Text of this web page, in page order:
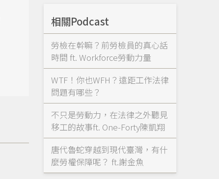
相關Podcast
勞檢在幹嘛？前勞檢員的真心話
時間 ft. Workforce勞動力量
WTF！你也WFH？遠距工作法律
問題有哪些？
不只是勞動力，在法律之外聽見
移工的故事ft. One-Forty陳凱翔
唐代魯蛇穿越到現代臺灣，有什
麼勞權保障呢？ ft.謝金魚